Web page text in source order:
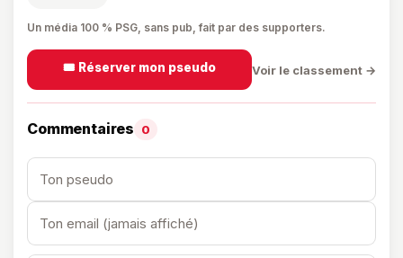
Un média 100 % PSG, sans pub, fait par des supporters.
🎟️ Réserver mon pseudo Voir le classement →
Commentaires 0